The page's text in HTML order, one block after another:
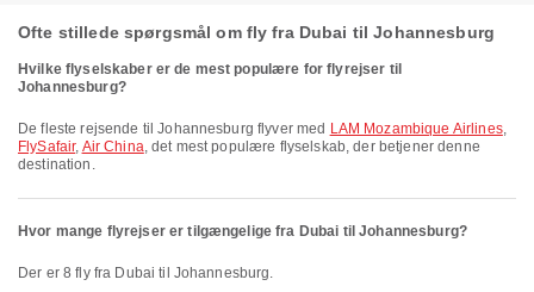
Ofte stillede spørgsmål om fly fra Dubai til Johannesburg
Hvilke flyselskaber er de mest populære for flyrejser til
Johannesburg?
De fleste rejsende til Johannesburg flyver med LAM Mozambique Airlines,
FlySafair, Air China, det mest populære flyselskab, der betjener denne
destination.
Hvor mange flyrejser er tilgængelige fra Dubai til Johannesburg?
Der er 8 fly fra Dubai til Johannesburg.